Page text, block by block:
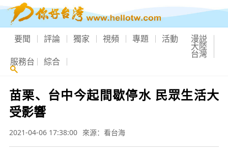
要聞 評論 獨家 視頻 專題 活動 漫説
大陸
台灣
服務台 綜合
苗栗、台中今起間歇停水 民眾生活大
受影響
2021-04-06 17:38:00 來源：看台海